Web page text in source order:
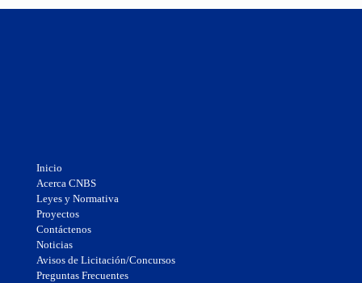
Inicio
Acerca CNBS
Leyes y Normativa
Proyectos
Contáctenos
Noticias
Avisos de Licitación/Concursos
Preguntas Frecuentes